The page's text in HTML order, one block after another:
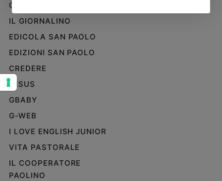
inclusione
Costume
Cultura
e
spettacoli
Sanremo
2026
Cinema,
e
streaming
Arte
GAZZETTA D'ALBA
IL GIORNALINO
EDICOLA SAN PAOLO
EDIZIONI SAN PAOLO
CREDERE
JESUS
GBABY
G-WEB
I LOVE ENGLISH JUNIOR
VITA PASTORALE
IL COOPERATORE
PAOLINO